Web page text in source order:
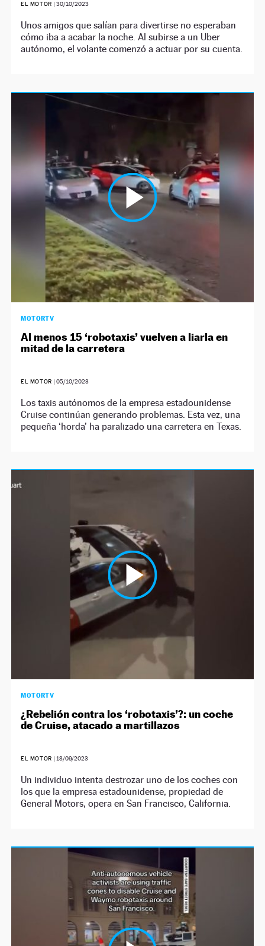
EL MOTOR | 30/10/2023
Unos amigos que salían para divertirse no esperaban
cómo iba a acabar la noche. Al subirse a un Uber
autónomo, el volante comenzó a actuar por su cuenta.
MOTORTV
Al menos 15 ‘robotaxis’ vuelven a liarla en
mitad de la carretera
EL MOTOR | 05/10/2023
Los taxis autónomos de la empresa estadounidense
Cruise continúan generando problemas. Esta vez, una
pequeña ‘horda’ ha paralizado una carretera en Texas.
MOTORTV
¿Rebelión contra los ‘robotaxis’?: un coche
de Cruise, atacado a martillazos
EL MOTOR | 18/09/2023
Un individuo intenta destrozar uno de los coches con
los que la empresa estadounidense, propiedad de
General Motors, opera en San Francisco, California.